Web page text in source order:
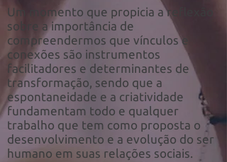
Um momento que propicia a reflexão
sobre a importância de
compreendermos que vínculos e
conexões são instrumentos
facilitadores e determinantes de
transformação, sendo que a
espontaneidade e a criatividade
fundamentam todo e qualquer
trabalho que tem como proposta o
desenvolvimento e a evolução do ser
humano em suas relações sociais.